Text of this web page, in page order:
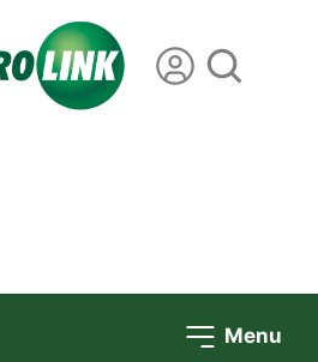
Menu